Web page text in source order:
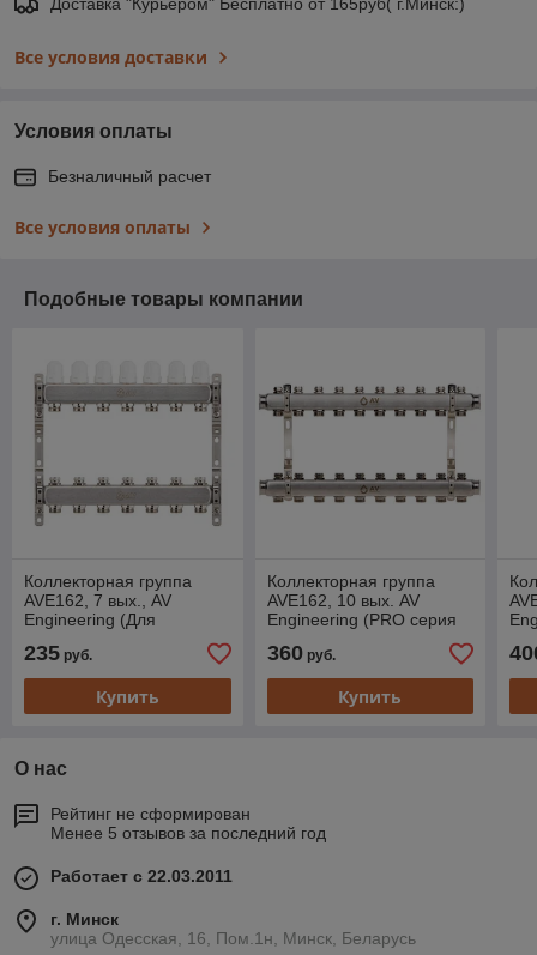
Все условия доставки
Условия оплаты
Безналичный расчет
Все условия оплаты
Подобные товары компании
Коллекторная группа
AVE162, 7 вых., AV
Engineering (Для
отопления (радиаторы))
235 руб.
Купить
Коллекторная группа
AVE162, 10 вых. AV
Engineering (PRO серия
(радиаторы))
360руб.
Купить
О нас
Рейтинг не сформирован
Менее 5 отзывов за последний год
Работает с 22.03.2011
г. Минск
улица Одесская, 16, Пом.1н, Минск, Беларусь